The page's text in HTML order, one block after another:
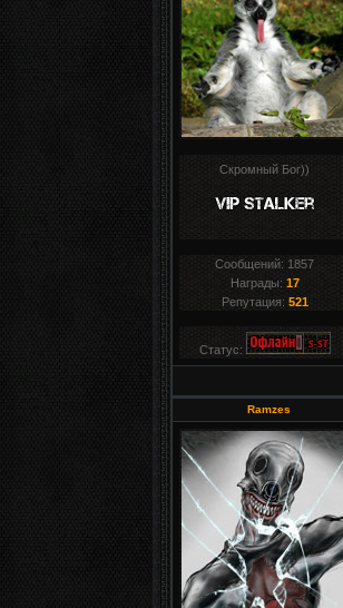
Скромный Бог))
Сообщений: 1857
Награды: 17
Репутация: 521
Статус:
Ramzes